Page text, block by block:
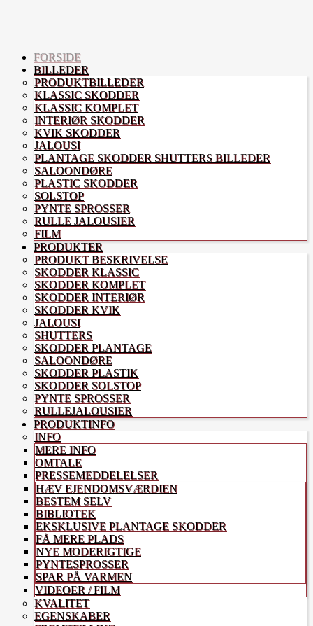
FORSIDE
BILLEDER
PRODUKTBILLEDER
KLASSIC SKODDER
KLASSIC KOMPLET
INTERIØR SKODDER
KVIK SKODDER
JALOUSI
PLANTAGE SKODDER SHUTTERS BILLEDER
SALOONDØRE
PLASTIC SKODDER
SOLSTOP
PYNTE SPROSSER
RULLE JALOUSIER
FILM
PRODUKTER
PRODUKT BESKRIVELSE
SKODDER KLASSIC
SKODDER KOMPLET
SKODDER INTERIØR
SKODDER KVIK
JALOUSI
SHUTTERS
SKODDER PLANTAGE
SALOONDØRE
SKODDER PLASTIK
SKODDER SOLSTOP
PYNTE SPROSSER
RULLEJALOUSIER
PRODUKTINFO
INFO
MERE INFO
OMTALE
PRESSEMEDDELELSER
HÆV EJENDOMSVÆRDIEN
BESTEM SELV
BIBLIOTEK
EKSKLUSIVE PLANTAGE SKODDER
FÅ MERE PLADS
NYE MODERIGTIGE
PYNTESPROSSER
SPAR PÅ VARMEN
VIDEOER / FILM
KVALITET
EGENSKABER